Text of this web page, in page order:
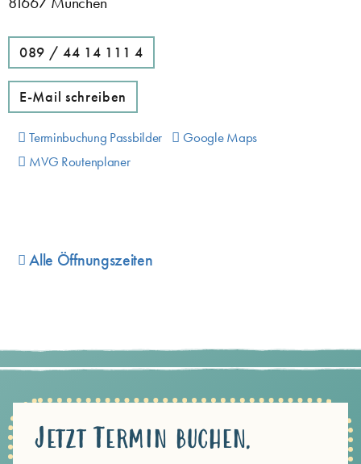
089 / 44 14 111 4
E-Mail schreiben
Terminbuchung Passbilder
Google Maps
MVG Routenplaner
Alle Öffnungszeiten
Jetzt Termin buchen.